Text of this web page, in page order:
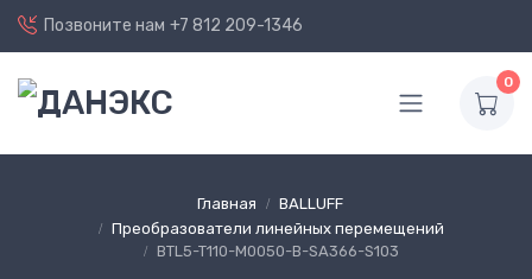
Позвоните нам +7 812 209-1346
0
Главная
BALLUFF
Преобразователи линейных перемещений
BTL5-T110-M0050-B-SA366-S103